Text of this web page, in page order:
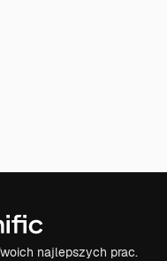
najlepszych prac.